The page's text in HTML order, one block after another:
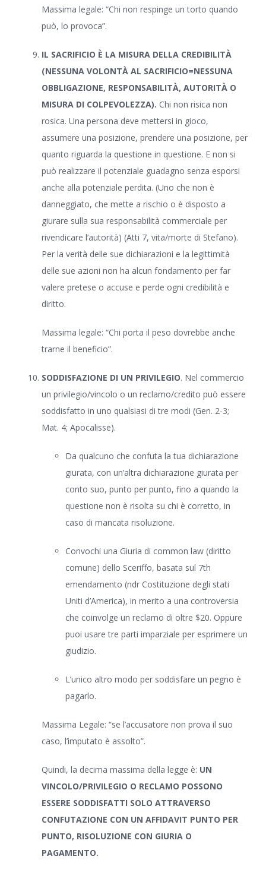
Massima legale: “Chi non respinge un torto quando
può, lo provoca”.
IL SACRIFICIO È LA MISURA DELLA CREDIBILITÀ
(NESSUNA VOLONTÀ AL SACRIFICIO=NESSUNA
OBBLIGAZIONE, RESPONSABILITÀ, AUTORITÀ O
MISURA DI COLPEVOLEZZA). Chi non risica non
rosica. Una persona deve mettersi in gioco,
assumere una posizione, prendere una posizione, per
quanto riguarda la questione in questione. E non si
può realizzare il potenziale guadagno senza esporsi
anche alla potenziale perdita. (Uno che non è
danneggiato, che mette a rischio o è disposto a
giurare sulla sua responsabilità commerciale per
rivendicare l’autorità) (Atti 7, vita/morte di Stefano).
Per la verità delle sue dichiarazioni e la legittimità
delle sue azioni non ha alcun fondamento per far
valere pretese o accuse e perde ogni credibilità e
diritto.
Massima legale: “Chi porta il peso dovrebbe anche
trarne il beneficio”.
SODDISFAZIONE DI UN PRIVILEGIO. Nel commercio
un privilegio/vincolo o un reclamo/credito può essere
soddisfatto in uno qualsiasi di tre modi (Gen. 2-3;
Mat. 4; Apocalisse).
Da qualcuno che confuta la tua dichiarazione
giurata, con un’altra dichiarazione giurata per
conto suo, punto per punto, fino a quando la
questione non è risolta su chi è corretto, in
caso di mancata risoluzione.
Convochi una Giuria di common law (diritto
comune) dello Sceriffo, basata sul 7th
emendamento (ndr Costituzione degli stati
Uniti d’America), in merito a una controversia
che coinvolge un reclamo di oltre $20. Oppure
puoi usare tre parti imparziale per esprimere un
giudizio.
L’unico altro modo per soddisfare un pegno è
pagarlo.
Massima Legale: “se l’accusatore non prova il suo
caso, l’imputato è assolto”.
Quindi, la decima massima della legge è: UN
VINCOLO/PRIVILEGIO O RECLAMO POSSONO
ESSERE SODDISFATTI SOLO ATTRAVERSO
CONFUTAZIONE CON UN AFFIDAVIT PUNTO PER
PUNTO, RISOLUZIONE CON GIURIA O
PAGAMENTO.